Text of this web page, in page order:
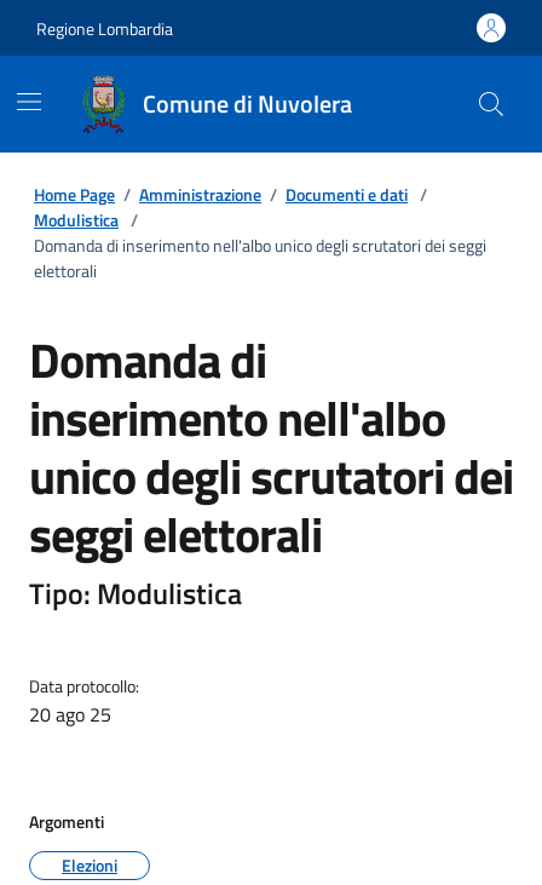
Regione Lombardia
Comune di Nuvolera
Home Page / Amministrazione / Documenti e dati /
Modulistica /
Domanda di inserimento nell'albo unico degli scrutatori dei seggi
elettorali
Domanda di
inserimento nell'albo
unico degli scrutatori dei
seggi elettorali
Tipo: Modulistica
Data protocollo:
20 ago 25
Argomenti
Elezioni